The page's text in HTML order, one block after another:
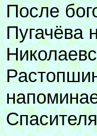
После
Пугачёва